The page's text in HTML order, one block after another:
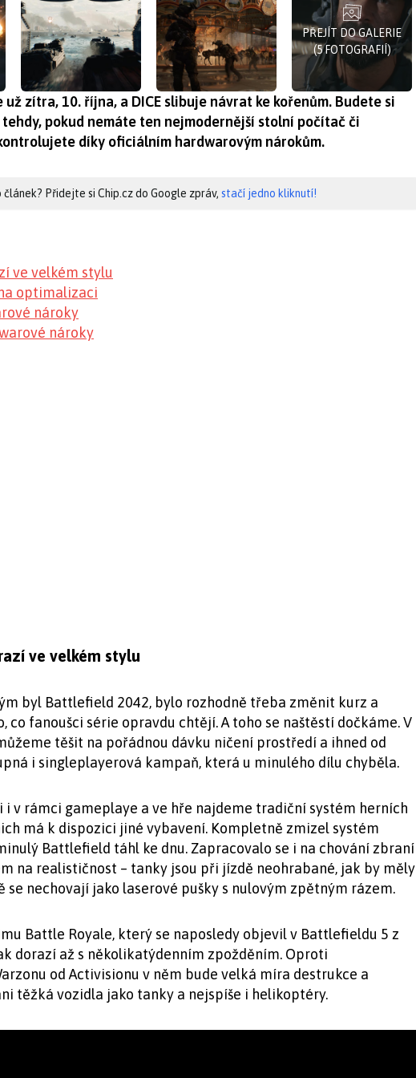
PŘEJÍT DO GALERIE
(5 FOTOGRAFIÍ)
zítra, 10. října, a DICE slibuje návrat ke kořenům. Budete si
pokud nemáte ten nejmodernější stolní počítač či
díky oficiálním hardwarovým nárokům.
článek? Přidejte si Chip.cz do Google zpráv, stačí jedno kliknutí!
ve velkém stylu
optimalizaci
nároky
nároky
ve velkém stylu
byl Battlefield 2042, bylo rozhodně třeba změnit kurz a
co fanoušci série opravdu chtějí. A toho se naštěstí dočkáme. V
těšit na pořádnou dávku ničení prostředí a ihned od
i singleplayerová kampaň, která u minulého dílu chyběla.
i v rámci gameplaye a ve hře najdeme tradiční systém herních
má k dispozici jiné vybavení. Kompletně zmizel systém
Battlefield táhl ke dnu. Zapracovalo se i na chování zbraní
na realističnost – tanky jsou při jízdě neohrabané, jak by měly
se nechovají jako laserové pušky s nulovým zpětným rázem.
Battle Royale, který se naposledy objevil v Battlefieldu 5 z
dorazí až s několikatýdenním zpožděním. Oproti
od Activisionu v něm bude velká míra destrukce a
těžká vozidla jako tanky a nejspíše i helikoptéry.